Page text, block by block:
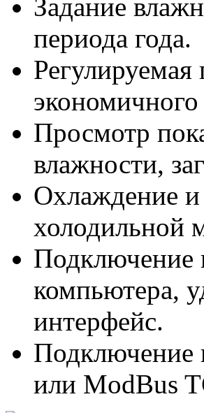
Задание
периода года.
Регулируемая
Просмотр
влажности,
Охлаждение и
холодильной
Подключение
компьютера,
интерфейс.
Подключение
или ModBus